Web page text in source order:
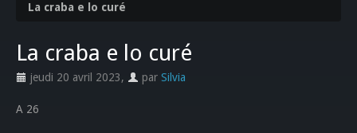
La craba e lo curé
La craba e lo curé
jeudi 20 avril 2023, par Silvia
A 26